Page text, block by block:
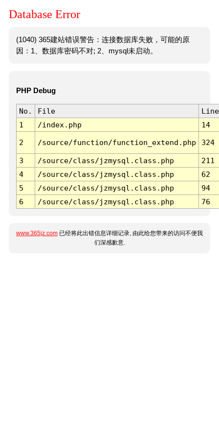
Database Error
(1040) 365建站错误警告：连接数据库失败，可能的原
因：1、数据库密码不对; 2、mysql未启动。
PHP Debug
No. File
Line
1
/index.php 14
2 /source/function/function_extend.php 324
3 /source/class/jzmysql.class.php
211
4
/source/class/jzmysql.class.php
62
5
/source/class/jzmysql.class.php
94
6
/source/class/jzmysql.class.php 76
www.365jz.com 已经将此出错信息详细记录, 由此给您带来的访问不便我
们深感歉意.